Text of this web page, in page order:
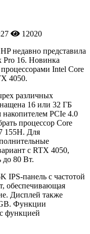
12020
недавно представила
Pro 16. Новинка
Intel Core
4050.
различных
16 или 32 ГБ
PCIe 4.0
процессор Core
155H. Для
с RTX 4050,
до 80 Вт.
IPS-панель с частотой
обеспечивающая
Дисплей также
Функции
функцией